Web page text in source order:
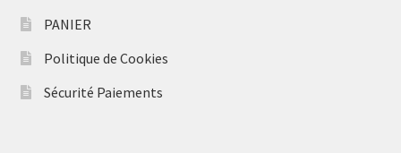
PANIER
Politique de Cookies
Sécurité Paiements